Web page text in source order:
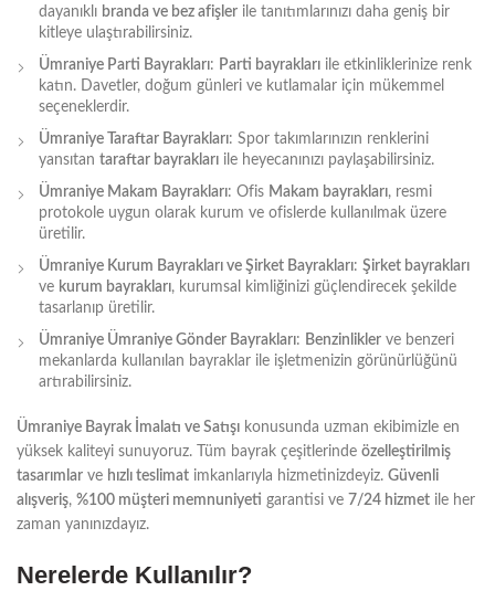
dayanıklı branda ve bez afişler ile tanıtımlarınızı daha geniş bir
kitleye ulaştırabilirsiniz.
Ümraniye Parti Bayrakları: Parti bayrakları ile etkinliklerinize renk
katın. Davetler, doğum günleri ve kutlamalar için mükemmel
seçeneklerdir.
Ümraniye Taraftar Bayrakları: Spor takımlarınızın renklerini
yansıtan taraftar bayrakları ile heyecanınızı paylaşabilirsiniz.
Ümraniye Makam Bayrakları: Ofis Makam bayrakları, resmi
protokole uygun olarak kurum ve ofislerde kullanılmak üzere
üretilir.
Ümraniye Kurum Bayrakları ve Şirket Bayrakları: Şirket bayrakları
ve kurum bayrakları, kurumsal kimliğinizi güçlendirecek şekilde
tasarlanıp üretilir.
Ümraniye Ümraniye Gönder Bayrakları: Benzinlikler ve benzeri
mekanlarda kullanılan bayraklar ile işletmenizin görünürlüğünü
artırabilirsiniz.
Ümraniye Bayrak İmalatı ve Satışı konusunda uzman ekibimizle en
yüksek kaliteyi sunuyoruz. Tüm bayrak çeşitlerinde özelleştirilmiş
tasarımlar ve hızlı teslimat imkanlarıyla hizmetinizdeyiz. Güvenli
alışveriş, %100 müşteri memnuniyeti garantisi ve 7/24 hizmet ile her
zaman yanınızdayız.
Nerelerde Kullanılır?